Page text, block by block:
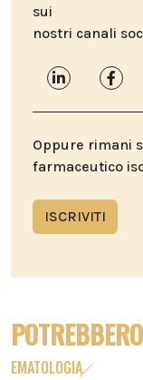
sui
nostri canali
Oppure rimani
farmaceutico
ISCRIVITI
EMATOLOGIA